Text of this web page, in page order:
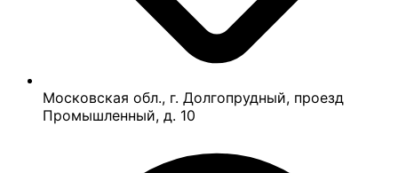
Московская обл., г. Долгопрудный, проезд
Промышленный, д. 10